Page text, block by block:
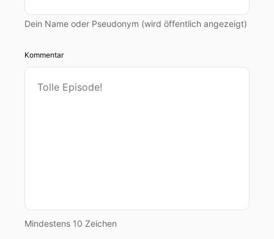
Dein Name oder Pseudonym (wird öffentlich angezeigt)
Kommentar
Mindestens 10 Zeichen